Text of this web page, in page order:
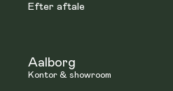
Efter aftale
Aalborg
Kontor & showroom